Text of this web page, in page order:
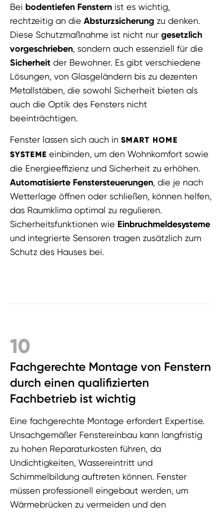
Bei bodentiefen Fenstern ist es wichtig,
rechtzeitig an die Absturzsicherung zu denken.
Diese Schutzmaßnahme ist nicht nur gesetzlich
vorgeschrieben, sondern auch essenziell für die
Sicherheit der Bewohner. Es gibt verschiedene
Lösungen, von Glasgeländern bis zu dezenten
Metallstäben, die sowohl Sicherheit bieten als
auch die Optik des Fensters nicht
beeinträchtigen.
Fenster lassen sich auch in SMART HOME
SYSTEME einbinden, um den Wohnkomfort sowie
die Energieeffizienz und Sicherheit zu erhöhen.
Automatisierte Fenstersteuerungen, die je nach
Wetterlage öffnen oder schließen, können helfen,
das Raumklima optimal zu regulieren.
Sicherheitsfunktionen wie Einbruchmeldesysteme
und integrierte Sensoren tragen zusätzlich zum
Schutz des Hauses bei.
10
Fachgerechte Montage von Fenstern
durch einen qualifizierten
Fachbetrieb ist wichtig
Eine fachgerechte Montage erfordert Expertise.
Unsachgemäßer Fenstereinbau kann langfristig
zu hohen Reparaturkosten führen, da
Undichtigkeiten, Wassereintritt und
Schimmelbildung auftreten können. Fenster
müssen professionell eingebaut werden, um
Wärmebrücken zu vermeiden und den